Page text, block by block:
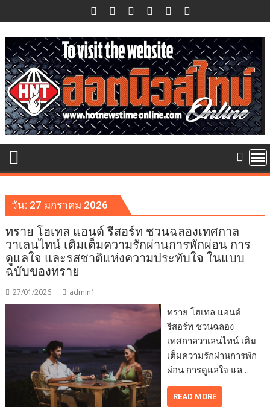
to
content
วัน: 27 มกราคม 2026
ทราย โฮเทล แอนด์ รีสอร์ท ชวนฉลองเทศกาล
วาเลนไทน์ เติมเต็มความรักผ่านการพักผ่อน การ
ดูแลใจ และรสชาติแห่งความประทับใจ ในแบบ
ฉบับของทราย
27/01/2026 admin1
ทราย โฮเทล แอนด์
รีสอร์ท ชวนฉลอง
เทศกาลวาเลนไทน์ เติม
เต็มความรักผ่านการพัก
ผ่อน การดูแลใจ แล…
READ MORE